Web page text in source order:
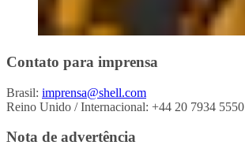
Contato para imprensa
Brasil: imprensa@shell.com
Reino Unido / Internacional: +44 20 7934 5550
Nota de advertência